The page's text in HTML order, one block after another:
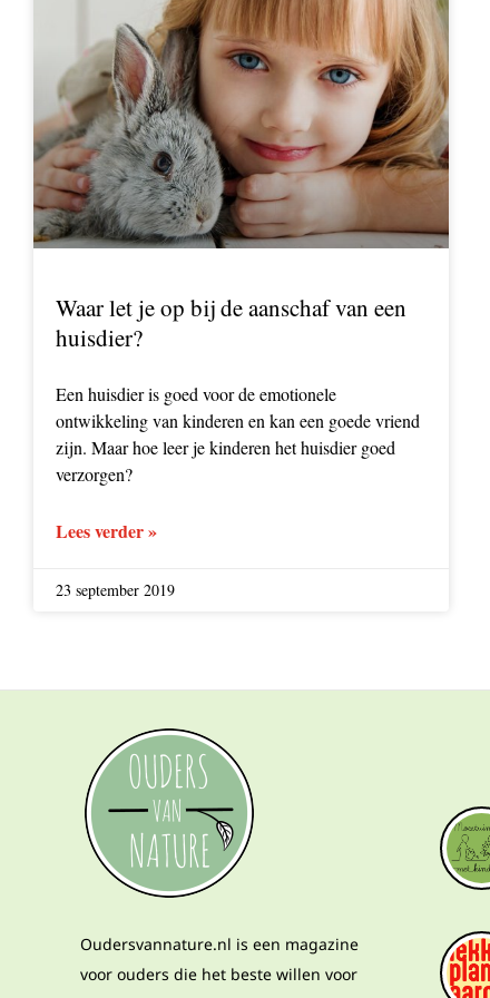
Waar let je op bij de aanschaf van een
huisdier?
Een huisdier is goed voor de emotionele
ontwikkeling van kinderen en kan een goede vriend
zijn. Maar hoe leer je kinderen het huisdier goed
verzorgen?
Lees verder »
23 september 2019
Oudersvannature.nl is een magazine
voor ouders die het beste willen voor